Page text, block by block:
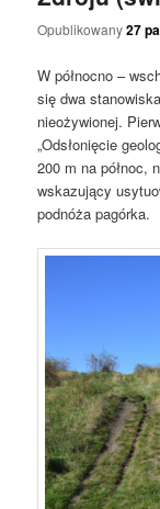
Opublikowany27
W północno –
się dwa
nieożywionej.
„Odsłonięcie
200 m na północ,
wskazujący
podnóża pagórka.